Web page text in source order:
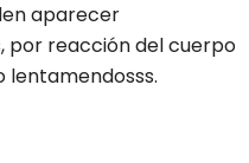
aparecer
por reacción del cuerpo